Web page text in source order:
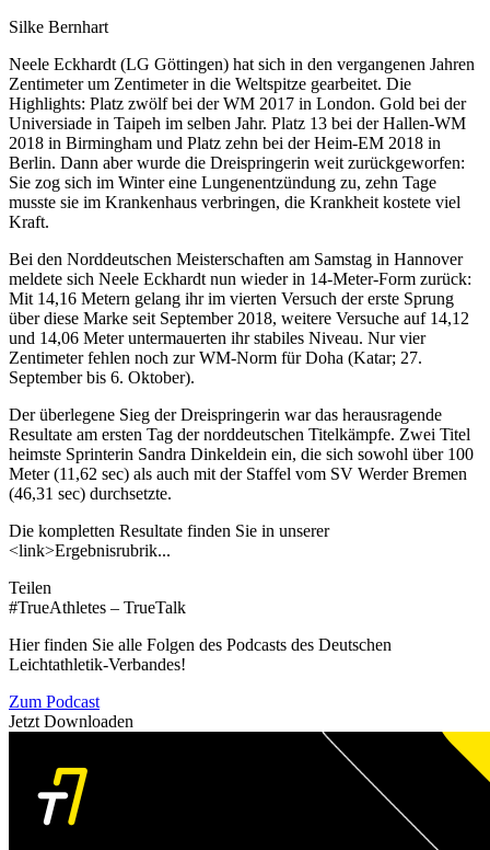
Silke Bernhart
Neele Eckhardt (LG Göttingen) hat sich in den vergangenen Jahren
Zentimeter um Zentimeter in die Weltspitze gearbeitet. Die
Highlights: Platz zwölf bei der WM 2017 in London. Gold bei der
Universiade in Taipeh im selben Jahr. Platz 13 bei der Hallen-WM
2018 in Birmingham und Platz zehn bei der Heim-EM 2018 in
Berlin. Dann aber wurde die Dreispringerin weit zurückgeworfen:
Sie zog sich im Winter eine Lungenentzündung zu, zehn Tage
musste sie im Krankenhaus verbringen, die Krankheit kostete viel
Kraft.
Bei den Norddeutschen Meisterschaften am Samstag in Hannover
meldete sich Neele Eckhardt nun wieder in 14-Meter-Form zurück:
Mit 14,16 Metern gelang ihr im vierten Versuch der erste Sprung
über diese Marke seit September 2018, weitere Versuche auf 14,12
und 14,06 Meter untermauerten ihr stabiles Niveau. Nur vier
Zentimeter fehlen noch zur WM-Norm für Doha (Katar; 27.
September bis 6. Oktober).
Der überlegene Sieg der Dreispringerin war das herausragende
Resultate am ersten Tag der norddeutschen Titelkämpfe. Zwei Titel
heimste Sprinterin Sandra Dinkeldein ein, die sich sowohl über 100
Meter (11,62 sec) als auch mit der Staffel vom SV Werder Bremen
(46,31 sec) durchsetzte.
Die kompletten Resultate finden Sie in unserer
<link>Ergebnisrubrik...
Teilen
#TrueAthletes – TrueTalk
Hier finden Sie alle Folgen des Podcasts des Deutschen
Leichtathletik-Verbandes!
Zum Podcast
Jetzt Downloaden